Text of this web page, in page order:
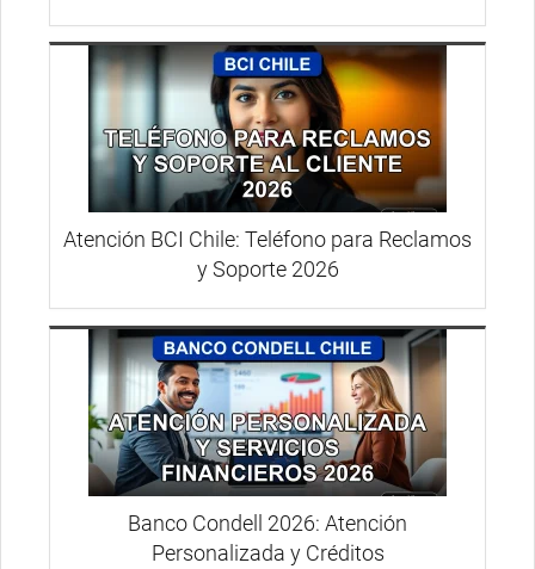
Atención BCI Chile: Teléfono para Reclamos
y Soporte 2026
Banco Condell 2026: Atención
Personalizada y Créditos